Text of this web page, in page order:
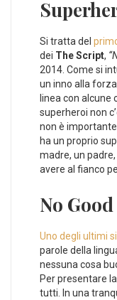
Si tratta del
dei The Script,
2014. Come si
un inno alla
linea con alcune
superheroi non
non è
ha un proprio
madre, un
avere al fianco
No
Uno degli ultimi
parole della
nessuna cosa
Per presentare
tutti. In una